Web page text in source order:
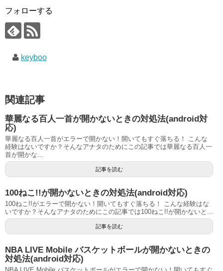
フォローする
keyboo
関連記事
華麗なる百人一首が開かないときの対処法(android対
応)
華麗なる百人一首がエラーで開かない！開いてもすぐ落ちる！ こんな
経験はないですか？そんなアナタのためにこの記事では華麗なる百人一
首が開かな...
記事を読む
100ねこ!!が開かないときの対処法(android対応)
100ねこ!!がエラーで開かない！開いてもすぐ落ちる！ こんな経験はな
いですか？そんなアナタのためにこの記事では100ねこ!!が開かないと...
記事を読む
NBA LIVE Mobile バスケットボールが開かないときの
対処法(android対応)